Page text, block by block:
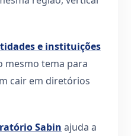
e instituições
mesmo tema para
cair em diretórios
Sabin ajuda a